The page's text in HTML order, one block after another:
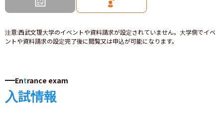
注意:西武文理大学のイベントや資料請求が設定されていません。大学側でイベ
ントや資料請求の設定完了後に閲覧又は申込が可能になります。
Entrance exam
入試情報